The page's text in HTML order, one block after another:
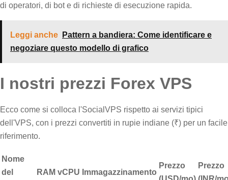
di operatori, di bot e di richieste di esecuzione rapida.
Leggi anche
Pattern a bandiera: Come identificare e
negoziare questo modello di grafico
I nostri prezzi Forex VPS
Ecco come si colloca l'SocialVPS rispetto ai servizi tipici
dell'VPS, con i prezzi convertiti in rupie indiane (₹) per un facile
riferimento.
Nome
del
RAM vCPU Immagazzinamento
Prezzo
Prezzo